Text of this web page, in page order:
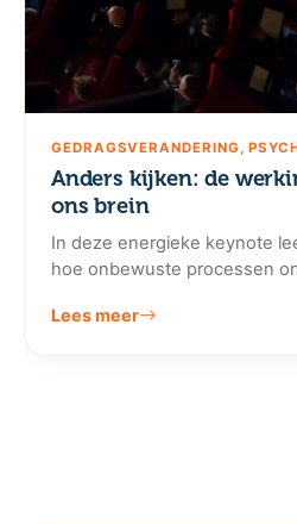
GEDRAGSVERANDERING,
Anders kijken: de
ons brein
In deze energieke keynote
hoe onbewuste processen
J…
Lees meer